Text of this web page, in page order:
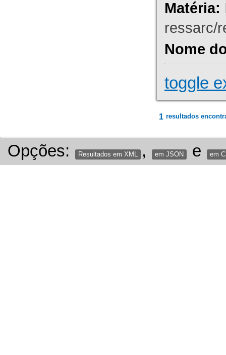
Matéria:
ressarc/
Nome
toggle
1 resultados
Opções: Resultados em XML , em JSON e em